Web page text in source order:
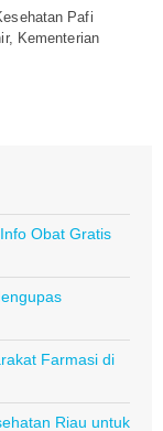
Pafi
Kementerian
Obat Gratis
Farmasi di
Riau untuk